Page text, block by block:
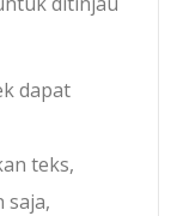
dapat
teks,
saja,